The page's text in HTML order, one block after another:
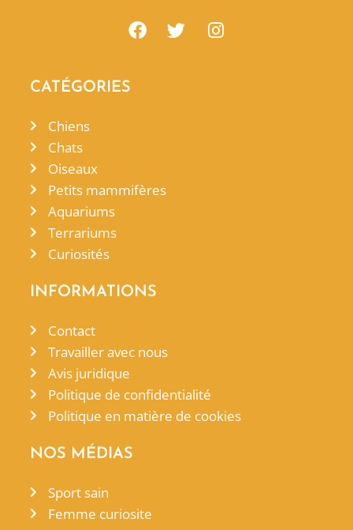
CATÉGORIES
Chiens
Chats
Oiseaux
Petits mammifères
Aquariums
Terrariums
Curiosités
INFORMATIONS
Contact
Travailler avec nous
Avis juridique
Politique de confidentialité
Politique en matière de cookies
NOS MÉDIAS
Sport sain
Femme curiosite